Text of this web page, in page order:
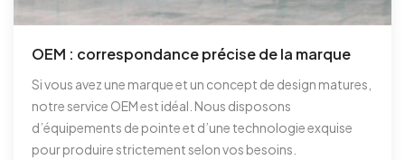
OEM : correspondance précise de la marque
Si vous avez une marque et un concept de design matures,
notre service OEM est idéal. Nous disposons
d’équipements de pointe et d’une technologie exquise
pour produire strictement selon vos besoins.